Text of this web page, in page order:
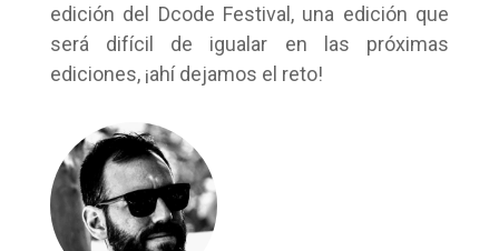
edición del Dcode Festival, una edición que
será difícil de igualar en las próximas
ediciones, ¡ahí dejamos el reto!